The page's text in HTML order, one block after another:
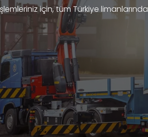
için, tüm Türkiye limanlarında